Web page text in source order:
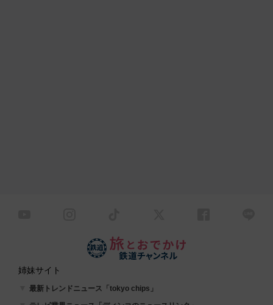
姉妹サイト
最新トレンドニュース「tokyo chips」